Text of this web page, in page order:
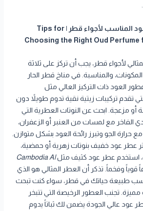
نصائح لاختيار عطر العود المناسب لأجواء قطر | Tips for
Choosing the Right Oud Perfume
لأجواء قطر، يجب أن تركز على ثلاثة
المكونات، والمناسبة. في مناخ قطر الحار
العود ذات التركيز العالي مثل
تقدم تركيبات زيتية نقية تدوم طويلاً دون
أو مزعجة. ابحث عن النوتات العطرية التي
الفاخر مع لمسات من العنبر أو الزعفران،
حرارة الجو وتبرز رائحة العود بشكل متوازن.
عطر عود خفيف بنوتات زهرية أو حمضية،
استخدم عطر عود كثيف مثلCambodia Al
قوياً وفخماً. تذكر أن العطر المثالي هو الذي
طبيعة حياتك في قطر، سواء كنت تبحث
تجنب العطور الرخيصة التي تتبخر
عود عالي الجودة يضمن لك ثباتاً يدوم